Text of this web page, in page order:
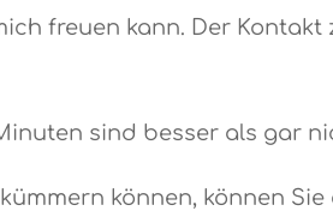
freuen kann. Der Kontakt
sind besser als gar
können, können Sie